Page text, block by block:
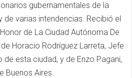
gubernamentales de la
de varias intendencias. Recibió el
de La Ciudad Autónoma De
Horacio Rodríguez Larreta, Jefe
de esta ciudad, y de Enzo Pagani,
Buenos Aires.